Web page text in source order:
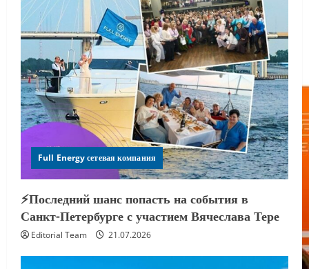
Full Energy сетевая компания
⚡️Последний шанс попасть на события в
Санкт-Петербурге с участием Вячеслава Тере
Editorial Team 21.07.2026